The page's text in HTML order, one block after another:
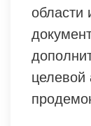
области
целевой